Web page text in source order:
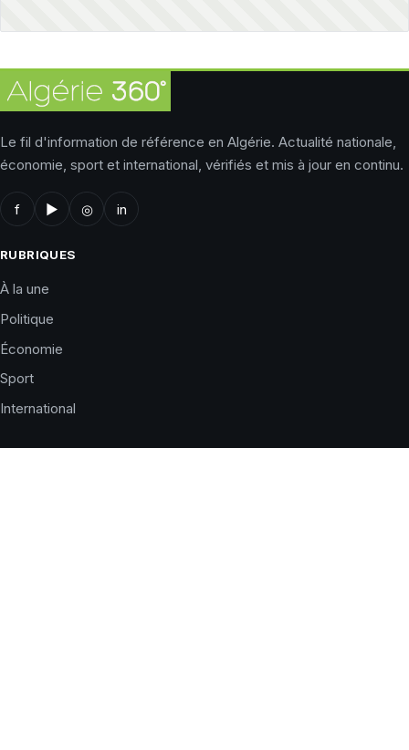
Le fil d'information de référence en Algérie. Actualité nationale,
économie, sport et international, vérifiés et mis à jour en continu.
f ▶ ◎ in
RUBRIQUES
À la une
Politique
Économie
Sport
International
LE JOURNAL